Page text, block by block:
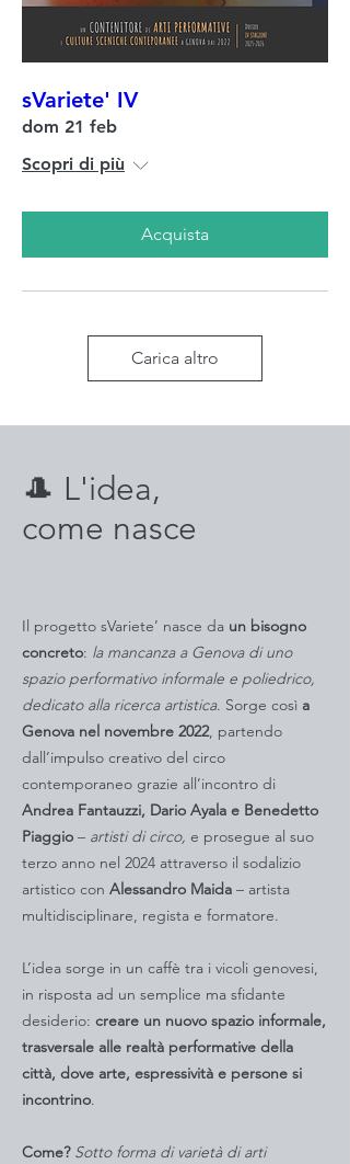
sVariete' IV
dom 21 feb
Scopri di più
Acquista
Carica altro
🎩 L'idea,
come nasce
Il progetto sVariete’ nasce da un bisogno
concreto: la mancanza a Genova di uno
spazio performativo informale e poliedrico,
dedicato alla ricerca artistica. Sorge così a
Genova nel novembre 2022, partendo
dall’impulso creativo del circo
contemporaneo grazie all’incontro di
Andrea Fantauzzi, Dario Ayala e Benedetto
Piaggio – artisti di circo, e prosegue al suo
terzo anno nel 2024 attraverso il sodalizio
artistico con Alessandro Maida – artista
multidisciplinare, regista e formatore.
L’idea sorge in un caffè tra i vicoli genovesi,
in risposta ad un semplice ma sfidante
desiderio: creare un nuovo spazio informale,
trasversale alle realtà performative della
città, dove arte, espressività e persone si
incontrino.
Come? Sotto forma di varietà di arti